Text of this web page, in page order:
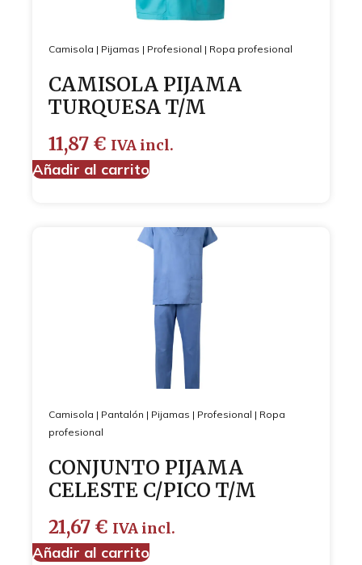
Camisola | Pijamas | Profesional | Ropa profesional
CAMISOLA PIJAMA
TURQUESA T/M
11,87 € IVA incl.
Añadir al carrito
Camisola | Pantalón | Pijamas | Profesional | Ropa
profesional
CONJUNTO PIJAMA
CELESTE C/PICO T/M
21,67 € IVA incl.
Añadir al carrito